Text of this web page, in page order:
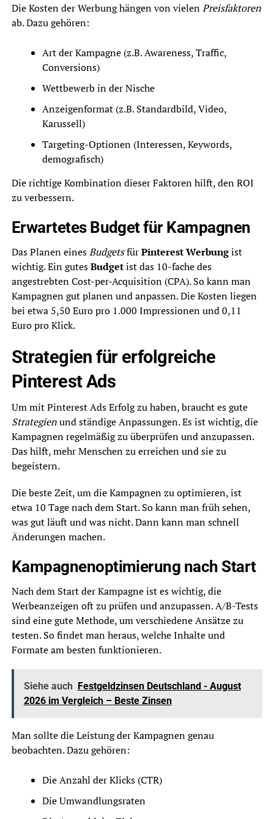
Die Kosten der Werbung hängen von vielenPreisfaktoren
ab. Dazu gehören:
Art der Kampagne (z.B. Awareness, Traffic,
Conversions)
Wettbewerb in der Nische
Anzeigenformat (z.B. Standardbild, Video,
Karussell)
Targeting-Optionen (Interessen, Keywords,
demografisch)
Die richtige Kombination dieser Faktoren hilft, den ROI
zu verbessern.
Erwartetes Budget für Kampagnen
Das Planen einesBudgetsfürPinterest Werbungist
wichtig. Ein gutesBudgetist das 10-fache des
angestrebten Cost-per-Acquisition (CPA). So kann man
Kampagnen gut planen und anpassen. Die Kosten liegen
bei etwa 5,50 Euro pro 1.000 Impressionen und 0,11
Euro pro Klick.
Strategien für erfolgreiche
Pinterest Ads
Um mit Pinterest Ads Erfolg zu haben, braucht es gute
Strategienund ständige Anpassungen. Es ist wichtig, die
Kampagnen regelmäßig zu überprüfen und anzupassen.
Das hilft, mehr Menschen zu erreichen und sie zu
begeistern.
Die beste Zeit, um die Kampagnen zu optimieren, ist
etwa 10 Tage nach dem Start. So kann man früh sehen,
was gut läuft und was nicht. Dann kann man schnell
Änderungen machen.
Kampagnenoptimierung nach Start
Nach dem Start der Kampagne ist es wichtig, die
Werbeanzeigen oft zu prüfen und anzupassen. A/B-Tests
sind eine gute Methode, um verschiedene Ansätze zu
testen. So findet man heraus, welche Inhalte und
Formate am besten funktionieren.
Siehe auch Festgeldzinsen Deutschland - August
2026 im Vergleich – Beste Zinsen
Man sollte die Leistung der Kampagnen genau
beobachten. Dazu gehören:
Die Anzahl der Klicks (CTR)
Die Umwandlungsraten